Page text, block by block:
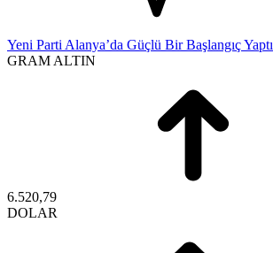
Yeni Parti Alanya’da Güçlü Bir Başlangıç Yaptı
GRAM ALTIN
6.520,79
DOLAR